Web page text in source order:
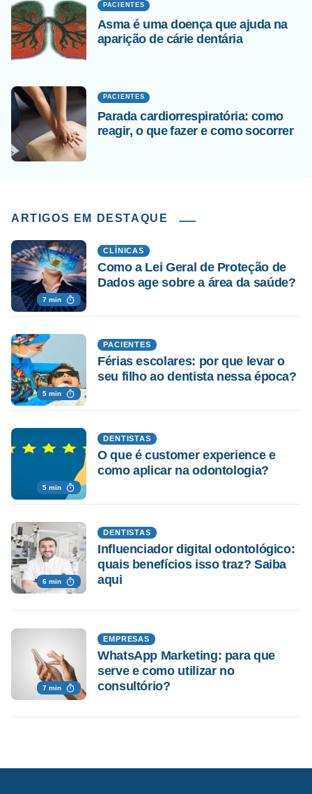
PACIENTES
Asma é uma doença que ajuda na
aparição de cárie dentária
PACIENTES
Parada cardiorrespiratória: como
reagir, o que fazer e como socorrer
ARTIGOS EM DESTAQUE
7 min
CLÍNICAS
Como a Lei Geral de Proteção de
Dados age sobre a área da saúde?
5 min
PACIENTES
Férias escolares: por que levar o
seu filho ao dentista nessa época?
5 min
DENTISTAS
O que é customer experience e
como aplicar na odontologia?
6 min
DENTISTAS
Influenciador digital odontológico:
quais benefícios isso traz? Saiba
aqui
7 min
EMPRESAS
WhatsApp Marketing: para que
serve e como utilizar no
consultório?